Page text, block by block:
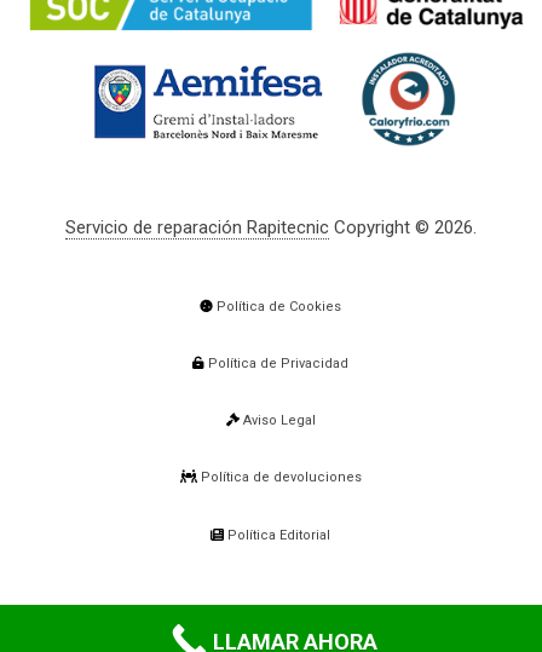
Servicio de reparación RapitecnicCopyright © 2026.
Política de Cookies
Política de Privacidad
Aviso Legal
Política de devoluciones
Política Editorial
LLAMAR AHORA